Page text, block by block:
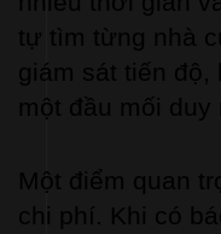
tự tìm từng nhà
giám sát tiến độ,
một đầu mối duy
Một điểm quan
chi phí. Khi có